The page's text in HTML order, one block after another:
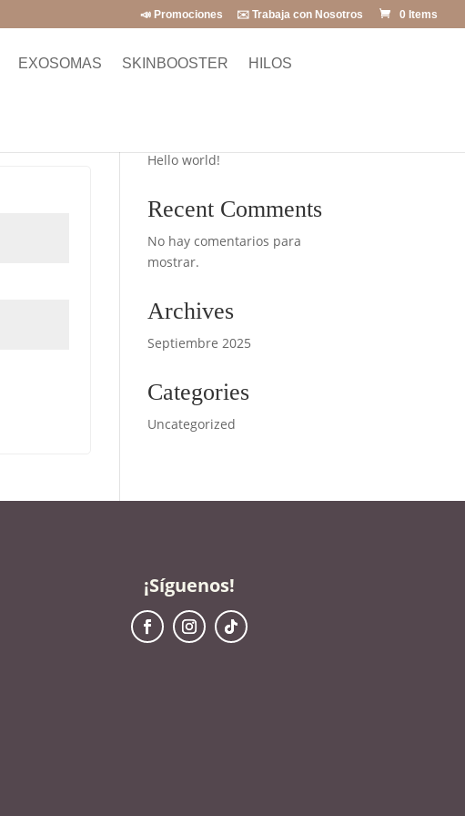
📣 Promociones ✉️ Trabaja con Nosotros 0 Items
EXOSOMAS SKINBOOSTER HILOSBuscar
Hello world!
Recent Comments
No hay comentarios para
mostrar.
Archives
Septiembre 2025
Categories
Uncategorized
¡Síguenos!